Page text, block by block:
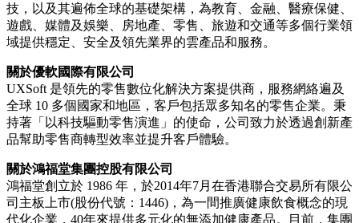
技，以及其遍佈全球的基礎架構，為教育、金融、醫療保健、
遊戲、媒體及娛樂、房地產、零售、旅遊和交通等多個行業領
域提供穩定、安全及領先業界的雲產品和服務。
關於優軟國際有限公司
UXSoft 是領先的零售數位化解決方案提供商，服務網絡遍及
全球 10 多個國家和地區，客戶包括眾多知名的零售企業。秉
持著「以科技驅動零售演進」的使命，公司致力於透過創新產
品幫助零售商轉型效率並提升客戶體驗。
關於鴻福堂集團控股有限公司
鴻福堂創立於 1986 年，於2014年7月在香港聯合交易所有限公
司主板上市(股份代號：1446)，為一間推廣健康飲食概念的現
代化企業，40年來提供多元化的無添加健康產品。目前，集團